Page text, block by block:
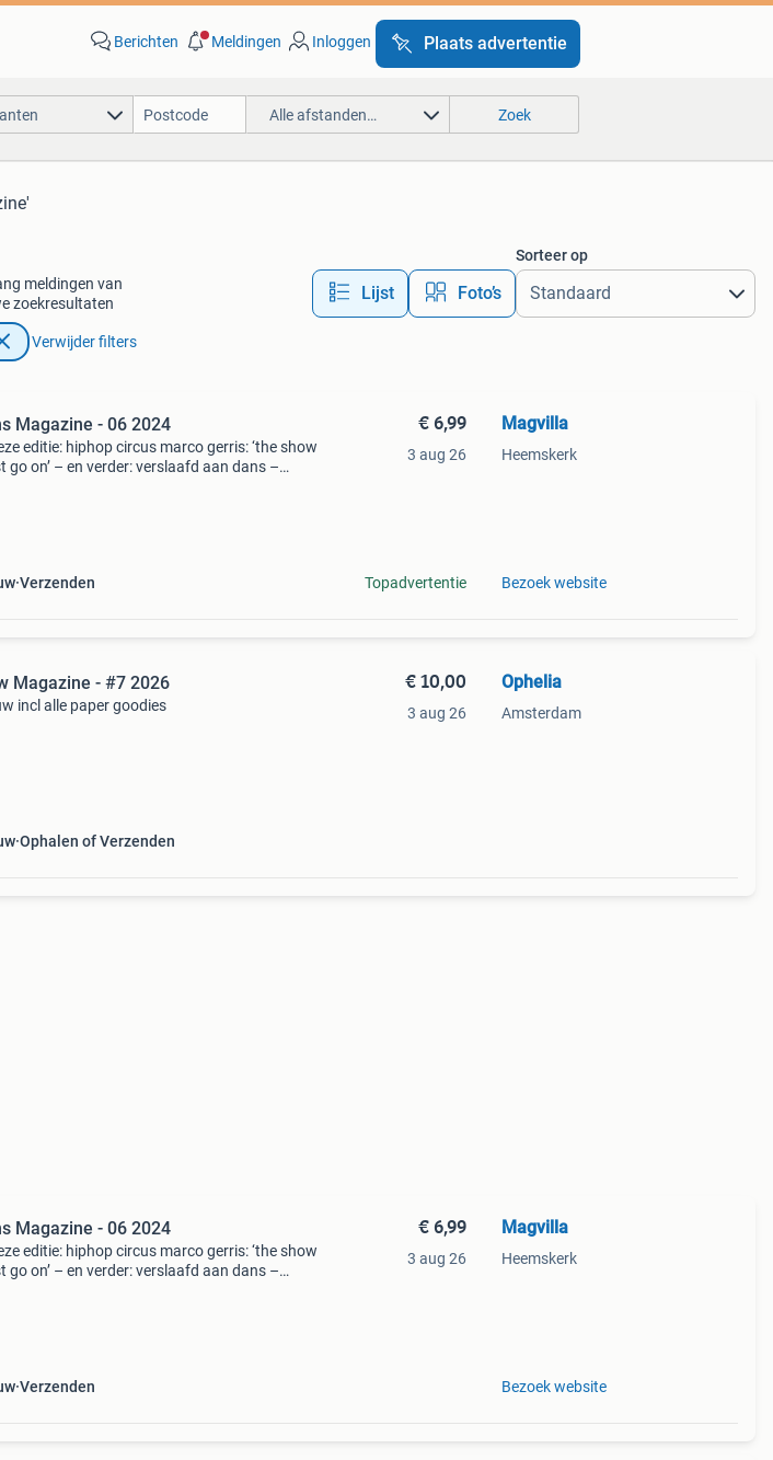
Berichten Meldingen Inloggen Plaats advertentie
Alle afstanden… Zoek
meldingen van
zoekresultaten
Lijst Foto’s
Sorteer op
Verwijder filters
Magazine - 06 2024
editie: hiphop circus marco gerris: ‘the show
go on’ – en verder: verslaafd aan dans –
Verzenden
€ 6,99
3 aug 26
Topadvertentie
Magvilla
Heemskerk
Bezoek website
Magazine - #7 2026
incl alle paper goodies
Ophalen of Verzenden
€ 10,00
3 aug 26
Ophelia
Amsterdam
Magazine - 06 2024
editie: hiphop circus marco gerris: ‘the show
go on’ – en verder: verslaafd aan dans –
Verzenden
€ 6,99
3 aug 26
Magvilla
Heemskerk
Bezoek website